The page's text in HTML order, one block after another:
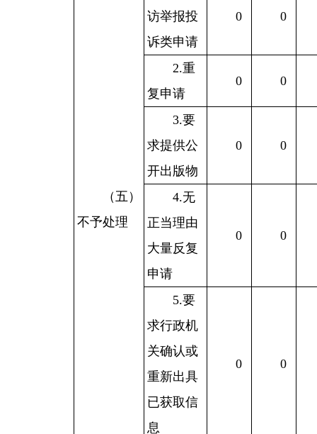
（五）
不予处理
访举报投
诉类申请
0 0
2.重
复申请
0 0
3.要
求提供公
开出版物
0 0
4.无
正当理由
大量反复
申请
0 0
5.要
求行政机
关确认或
重新出具
已获取信
息
0 0